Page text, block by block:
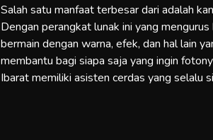
Salah satu manfaat terbesar dari adalah
Dengan perangkat lunak ini yang
bermain dengan warna, efek, dan hal lain
membantu bagi siapa saja yang ingin
Ibarat memiliki asisten cerdas yang selalu